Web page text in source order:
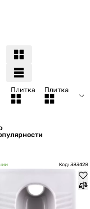
Плитка Плитка
Код: 383428